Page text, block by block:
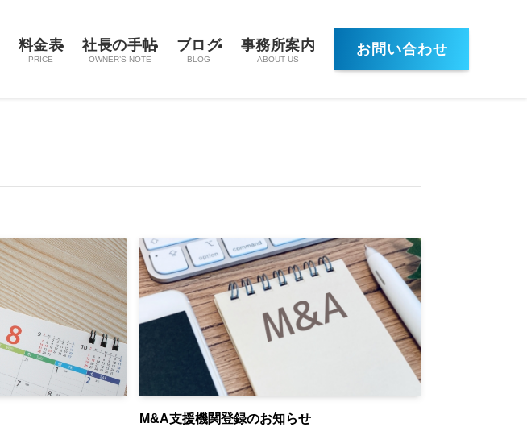
料金表
PRICE
社長の手帖
OWNER’S NOTE
ブログ
BLOG
事務所案内
ABOUT US
お問い合わせ
M&A支援機関登録のお知らせ